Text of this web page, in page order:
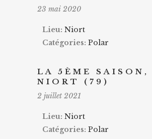
23 mai 2020
Lieu: Niort
Catégories: Polar
LA 5ÈME SAISON,
NIORT (79)
2 juillet 2021
Lieu: Niort
Catégories: Polar